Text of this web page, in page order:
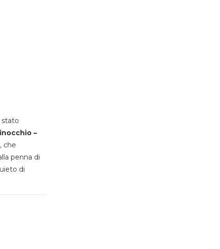
stato
–
che
penna di
di